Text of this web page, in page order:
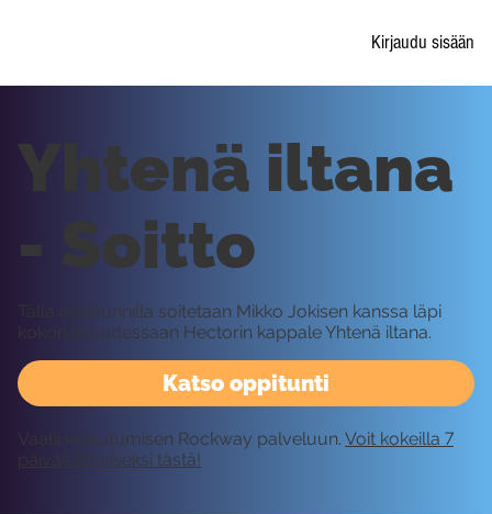
Kirjaudu sisään
Katso oppitunti
Yhtenä iltana
- Soitto
Tällä oppitunnilla soitetaan Mikko Jokisen kanssa läpi
kokonaisuudessaan Hectorin kappale Yhtenä iltana.
Vaatii kirjautumisen Rockway palveluun. Voit kokeilla 7
päivää ilmaiseksi tästä!